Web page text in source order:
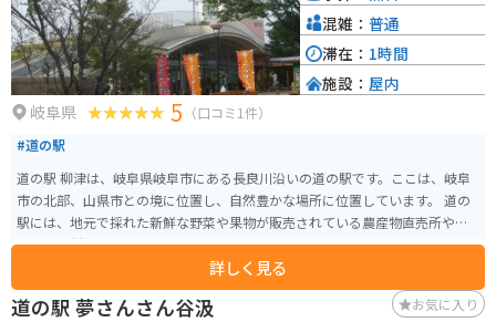
岐阜県 5 （口コミ1件）
#道の駅
道の駅 柳津は、岐阜県岐阜市にある長良川沿いの道の駅です。ここは、岐阜
市の北部、山県市との境に位置し、自然豊かな場所に位置しています。 道の
駅には、地元で採れた新鮮な野菜や果物が販売されている農産物直売所や、
地元の食材を使った料理が楽しめるレストランがあります。 長良川を望むこ
とができる展望台もあり、休憩スポットとしても最適です。また、春には
桜、秋には紅葉が美しく、バイクツーリングの目的地としても人気がありま
す。周辺には、岐阜城などの観光スポットも点在しています。 バイクで訪れ
詳しく見る
混雑： 普通
滞在： 1時間
施設： 屋内
道の駅 夢さんさん谷汲 お気に入り